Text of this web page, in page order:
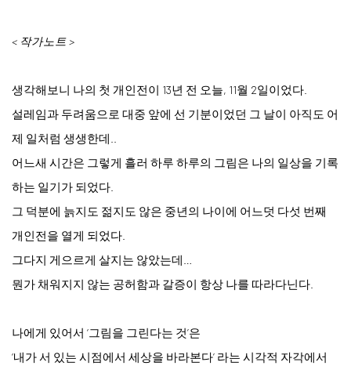
< 작가노트>
생각해보니 나의 첫 개인전이 13년 전 오늘, 11월 2일이었다.
설레임과 두려움으로 대중 앞에 선 기분이었던 그 날이 아직도 어
제 일처럼 생생한데..
어느새 시간은 그렇게 흘러 하루 하루의 그림은 나의 일상을 기록
하는 일기가 되었다.
그 덕분에 늙지도 젊지도 않은 중년의 나이에 어느덧 다섯 번째
개인전을 열게 되었다.
그다지 게으르게 살지는 않았는데…
뭔가 채워지지 않는 공허함과 갈증이 항상 나를 따라다닌다.
나에게 있어서 ‘그림을 그린다는 것’은
‘내가 서 있는 시점에서 세상을 바라본다’ 라는 시각적 자각에서